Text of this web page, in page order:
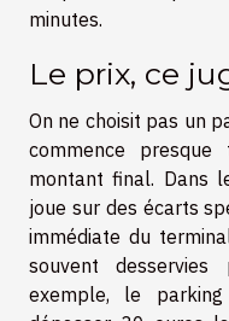
minutes.
Le prix, ce
On ne choisit pas un
commence
montant final. Dans
joue sur des écarts
immédiate du
souvent
exemple, le